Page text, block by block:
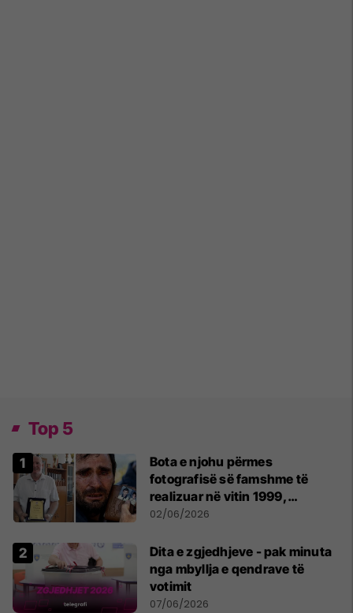
Top 5
Bota e njohu përmes
fotografisë së famshme të
realizuar në vitin 1999,
pensionohet Xajë Mustafa
02/06/2026
Dita e zgjedhjeve - pak minuta
nga mbyllja e qendrave të
votimit
07/06/2026